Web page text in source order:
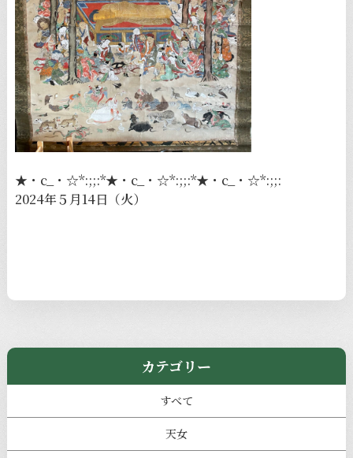
★・c_・☆*:;;:*★・c_・☆*:;;:*★・c_・☆*:;;:
2024年５月14日（火）
カテゴリー
すべて
天女